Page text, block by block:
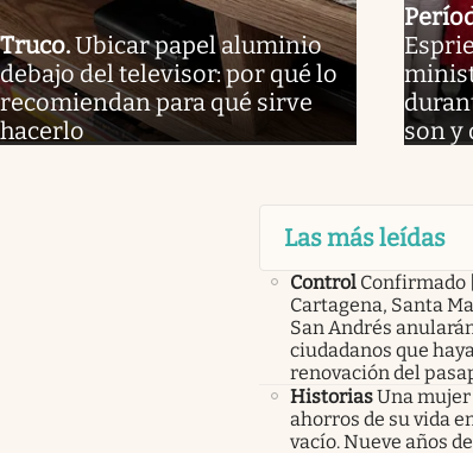
Truco.Ubicar papel aluminio
debajo del televisor: por qué lo
recomiendan para qué sirve
hacerlo
son y
Las más leídas
Control Confirmado
Cartagena, Santa
San Andrés
ciudadanos que
renovación del
HistoriasUna mujer
ahorros de su vida
vacío. Nueve años